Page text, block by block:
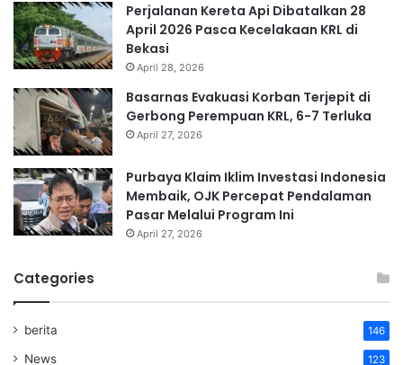
Perjalanan Kereta Api Dibatalkan 28
April 2026 Pasca Kecelakaan KRL di
Bekasi
April 28, 2026
Basarnas Evakuasi Korban Terjepit di
Gerbong Perempuan KRL, 6-7 Terluka
April 27, 2026
Purbaya Klaim Iklim Investasi Indonesia
Membaik, OJK Percepat Pendalaman
Pasar Melalui Program Ini
April 27, 2026
Categories
berita 146
News 123